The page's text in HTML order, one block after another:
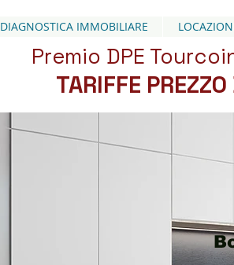
DIAGNOSTICA IMMOBILIARE
Premio DPE
TARIFFE